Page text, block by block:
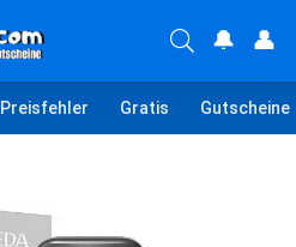
🔔 👤
Preisfehler Gratis Gutscheine